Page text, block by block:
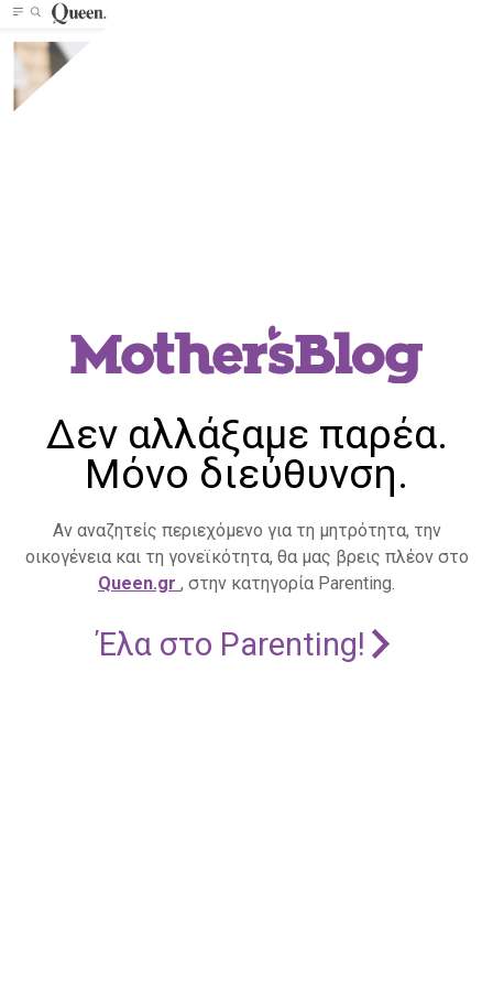
Δεν αλλάξαμε παρέα.
Μόνο διεύθυνση.
Αν αναζητείς περιεχόμενο για τη μητρότητα, την
οικογένεια και τη γονεϊκότητα, θα μας βρεις πλέον στο
Queen.gr , στην κατηγορία Parenting.
Έλα στο Parenting!